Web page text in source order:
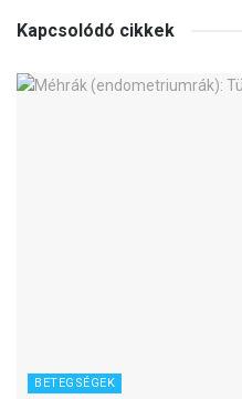
Kapcsolódó cikkek
BETEGSÉGEK